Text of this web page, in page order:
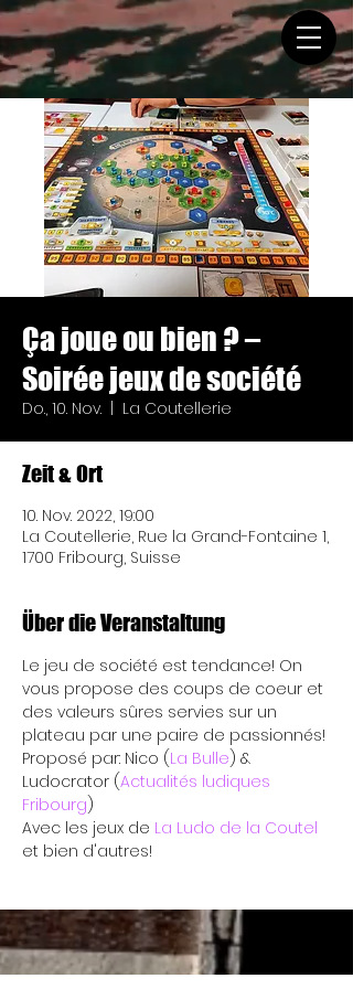
Ça joue ou bien ? –
Soirée jeux de société
Do., 10. Nov. La Coutellerie
Zeit & Ort
10. Nov. 2022, 19:00
La Coutellerie, Rue la Grand-Fontaine 1,
1700 Fribourg, Suisse
Über die Veranstaltung
Le jeu de société est tendance! On
vous propose des coups de coeur et
des valeurs sûres servies sur un
plateau par une paire de passionnés!
Proposé par: Nico (La Bulle) &
Ludocrator (Actualités ludiques
Fribourg)
Avec les jeux de La Ludo de la Coutel
et bien d'autres!